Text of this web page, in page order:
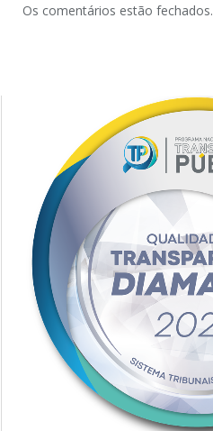
Os comentários estão fechados.